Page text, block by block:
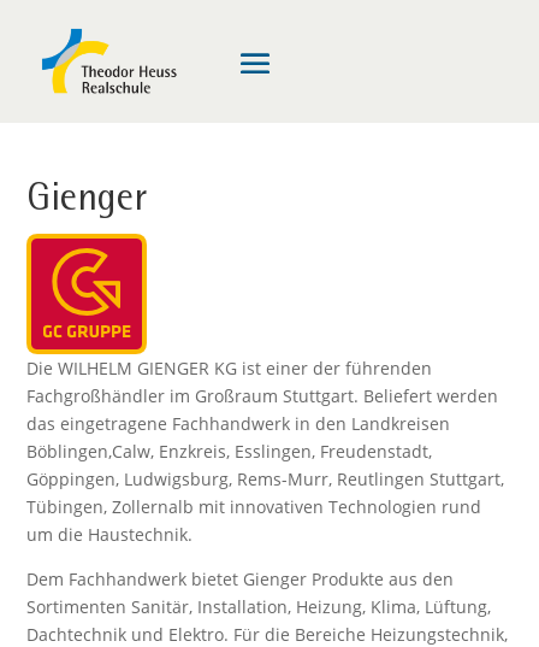
Gienger
Die WILHELM GIENGER KG ist einer der führenden
Fachgroßhändler im Großraum Stuttgart. Beliefert werden
das eingetragene Fachhandwerk in den Landkreisen
Böblingen,Calw, Enzkreis, Esslingen, Freudenstadt,
Göppingen, Ludwigsburg, Rems-Murr, Reutlingen Stuttgart,
Tübingen, Zollernalb mit innovativen Technologien rund
um die Haustechnik.
Dem Fachhandwerk bietet Gienger Produkte aus den
Sortimenten Sanitär, Installation, Heizung, Klima, Lüftung,
Dachtechnik und Elektro. Für die Bereiche Heizungstechnik,